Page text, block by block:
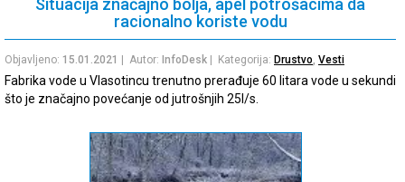
Situacija značajno bolja, apel potrošacima da
racionalno koriste vodu
Objavljeno: 15.01.2021 | Autor: InfoDesk | Kategorija: Drustvo Vesti
Fabrika vode u Vlasotincu trenutno prerađuje 60 litara vode u sekundi
što je značajno povećanje od jutrošnjih 25l/s.